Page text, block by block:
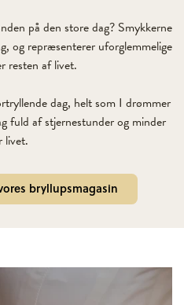
på den store dag? Smykkerne
og repræsenterer uforglemmelige
resten af livet.
dag, helt som I drømmer
fuld af stjernestunder og minder
livet.
bryllupsmagasin